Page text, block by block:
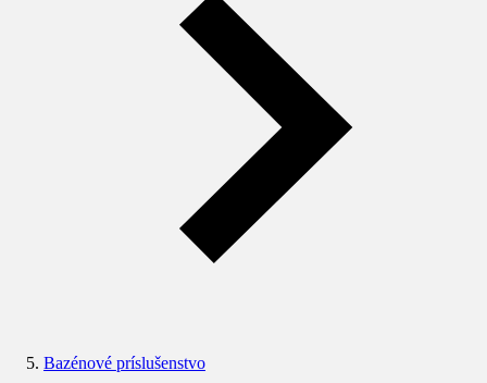
Bazénové príslušenstvo